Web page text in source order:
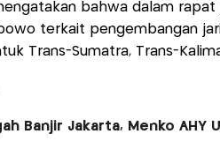
bahwa dalam
terkait pengembangan
Trans-Sumatra, Trans-
Banjir Jakarta, Menko AHY